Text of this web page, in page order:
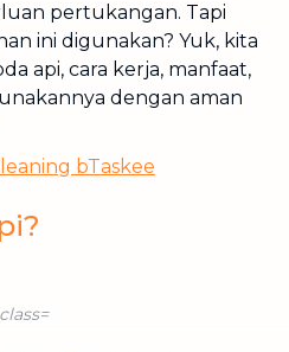
pertukangan. Tapi
ini digunakan? Yuk, kita
api, cara kerja, manfaat,
dengan aman
bTaskee
class=